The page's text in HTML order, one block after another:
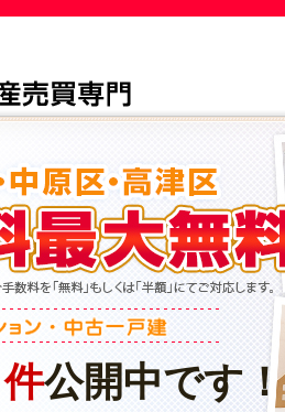
件公開中です！